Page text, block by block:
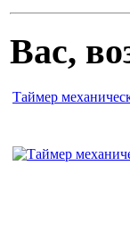
Вас,
Таймер